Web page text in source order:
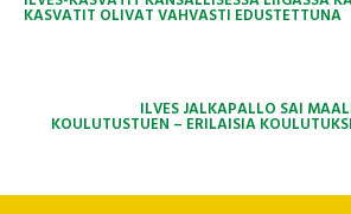
KASVATIT OLIVAT VAHVASTI EDUSTETTUNA
ILVES JALKAPALLO SAI
KOULUTUSTUEN – ERILAISIA